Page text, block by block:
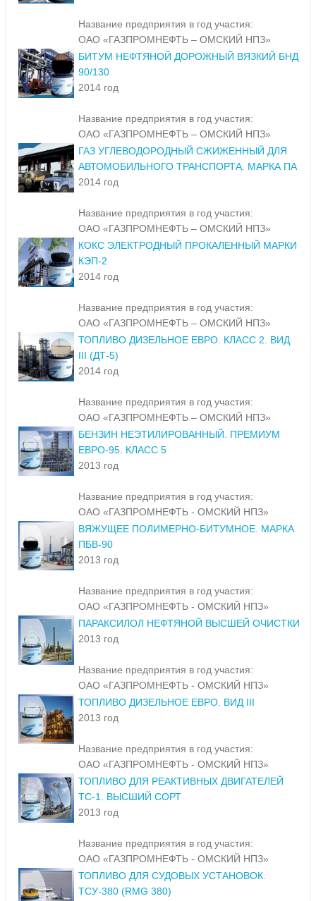
Название предприятия в год участия:
ОАО «ГАЗПРОМНЕФТЬ – ОМСКИЙ НПЗ»
БИТУМ НЕФТЯНОЙ ДОРОЖНЫЙ ВЯЗКИЙ БНД
90/130
2014 год
Название предприятия в год участия:
ОАО «ГАЗПРОМНЕФТЬ – ОМСКИЙ НПЗ»
ГАЗ УГЛЕВОДОРОДНЫЙ СЖИЖЕННЫЙ ДЛЯ
АВТОМОБИЛЬНОГО ТРАНСПОРТА. МАРКА ПА
2014 год
Название предприятия в год участия:
ОАО «ГАЗПРОМНЕФТЬ – ОМСКИЙ НПЗ»
КОКС ЭЛЕКТРОДНЫЙ ПРОКАЛЕННЫЙ МАРКИ
КЭП-2
2014 год
Название предприятия в год участия:
ОАО «ГАЗПРОМНЕФТЬ – ОМСКИЙ НПЗ»
ТОПЛИВО ДИЗЕЛЬНОЕ ЕВРО. КЛАСС 2. ВИД
III (ДТ-5)
2014 год
Название предприятия в год участия:
ОАО «ГАЗПРОМНЕФТЬ – ОМСКИЙ НПЗ»
БЕНЗИН НЕЭТИЛИРОВАННЫЙ. ПРЕМИУМ
ЕВРО-95. КЛАСС 5
2013 год
Название предприятия в год участия:
ОАО «ГАЗПРОМНЕФТЬ - ОМСКИЙ НПЗ»
ВЯЖУЩЕЕ ПОЛИМЕРНО-БИТУМНОЕ. МАРКА
ПБВ-90
2013 год
Название предприятия в год участия:
ОАО «ГАЗПРОМНЕФТЬ - ОМСКИЙ НПЗ»
ПАРАКСИЛОЛ НЕФТЯНОЙ ВЫСШЕЙ ОЧИСТКИ
2013 год
Название предприятия в год участия:
ОАО «ГАЗПРОМНЕФТЬ - ОМСКИЙ НПЗ»
ТОПЛИВО ДИЗЕЛЬНОЕ ЕВРО. ВИД III
2013 год
Название предприятия в год участия:
ОАО «ГАЗПРОМНЕФТЬ - ОМСКИЙ НПЗ»
ТОПЛИВО ДЛЯ РЕАКТИВНЫХ ДВИГАТЕЛЕЙ
ТС-1. ВЫСШИЙ СОРТ
2013 год
Название предприятия в год участия:
ОАО «ГАЗПРОМНЕФТЬ - ОМСКИЙ НПЗ»
ТОПЛИВО ДЛЯ СУДОВЫХ УСТАНОВОК.
ТСУ-380 (RMG 380)